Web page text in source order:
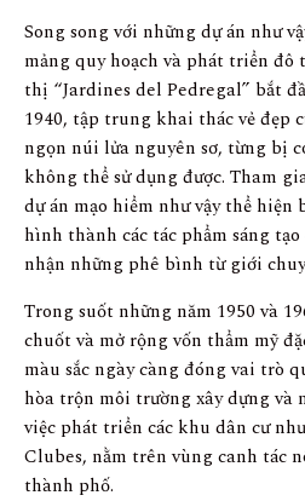
Song song với những dự án như
mảng quy hoạch và phát triển
thị “Jardines del Pedregal” bắt
1940, tập trung khai thác vẻ đẹp
ngọn núi lửa nguyên sơ, từng bị
không thể sử dụng được. Tham
dự án mạo hiểm như vậy thể hiện
hình thành các tác phẩm sáng
nhận những phê bình từ giới
Trong suốt những năm 1950 và
chuốt và mở rộng vốn thẩm mỹ
màu sắc ngày càng đóng vai trò
hòa trộn môi trường xây dựng
việc phát triển các khu dân cư
Clubes, nằm trên vùng canh tác
thành phố.